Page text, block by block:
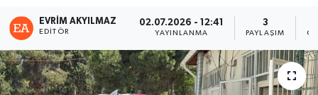
EVRIM AKYILMAZ
EDITÖR
02.07.2026 - 12:41
YAYINLANMA
3
PAYLAŞIM